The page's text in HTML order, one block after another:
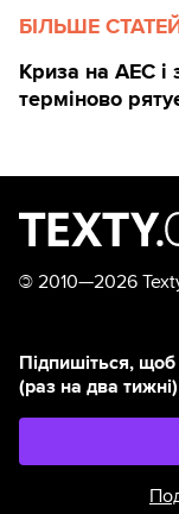
БІЛЬШЕ
Криза на АЕС і
терміново
© 2010—2026
Підпишіться,
(раз на два тижні)